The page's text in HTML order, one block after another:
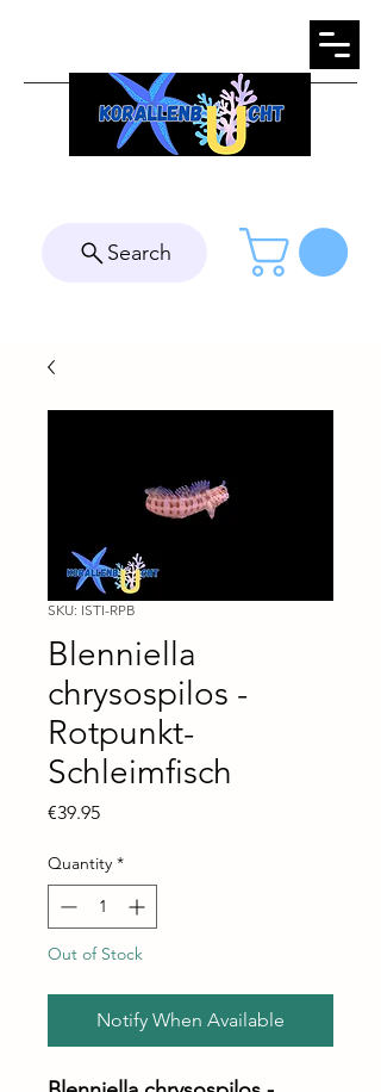
Search
SKU: ISTI-RPB
Blenniella
chrysospilos -
Rotpunkt-
Schleimfisch
€39.95Price
Quantity *
Out of Stock
Notify When Available